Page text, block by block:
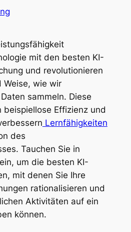
mit den besten KI-
und revolutionieren
Weise, wie wir
sammeln. Diese
beispiellose Effizienz und
Lernfähigkeiten
des
Tauchen Sie in
um die besten KI-
mit denen Sie Ihre
rationalisieren und
Aktivitäten auf ein
können.